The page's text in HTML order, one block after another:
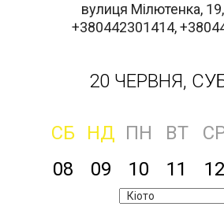
вулиця Мілютенка,
+380442301414,
20 ЧЕРВНЯ,
СБ НД ПН ВТ
08
09 10 11 12